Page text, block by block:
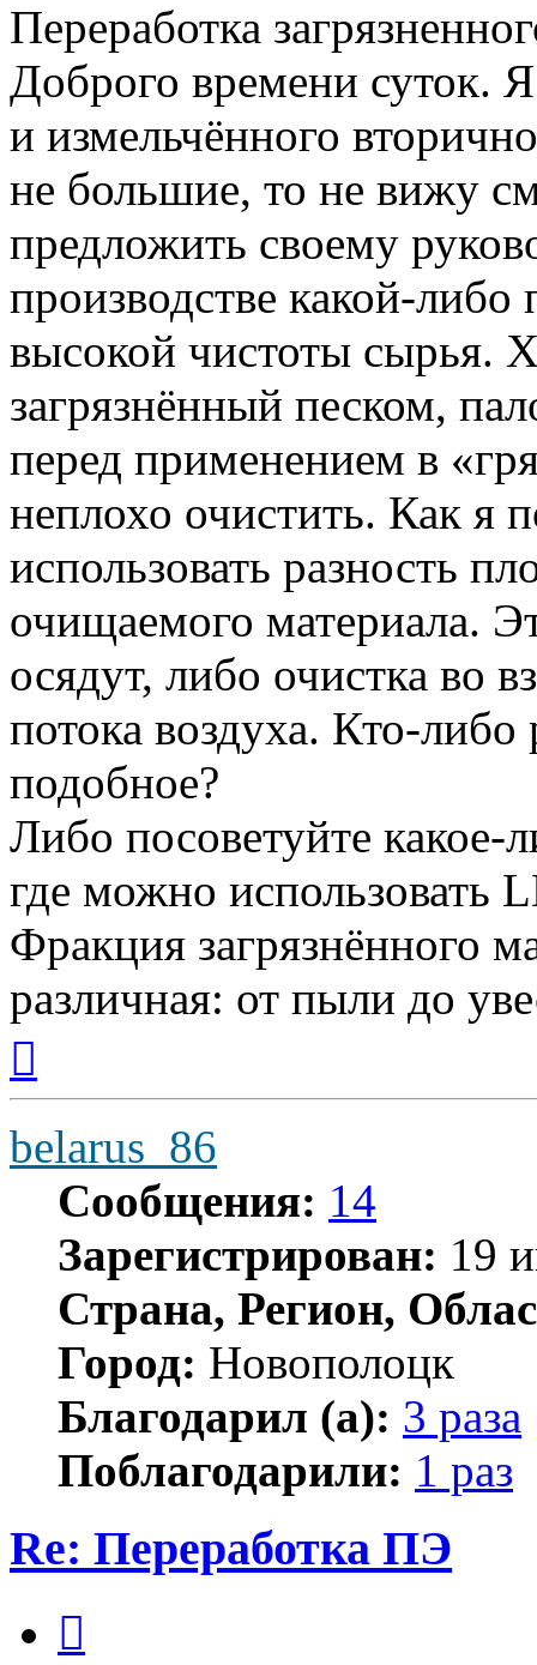
Переработка
Доброго времени суток.
и измельчённого
не большие, то не вижу
предложить своему
производстве какой-
высокой чистоты сырья.
загрязнённый песком,
перед применением в
неплохо очистить. Как я
использовать разность
очищаемого материала.
осядут, либо очистка во
потока воздуха. Кто-
подобное?
Либо посоветуйте какое-
где можно использовать
Фракция загрязнённого
различная: от пыли до
началу
belarus_86
Сообщения: 14
Зарегистрирован: 19
Страна, Регион,
Город: Новополоцк
Благодарил (а): 3 раза
Поблагодарили: 1 раз
Re: Переработка ПЭ